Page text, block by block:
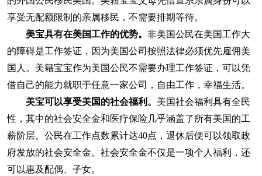
享受无配额限制的亲属移民，不需要排期等待。
美宝具有在美国工作的优势。 非美国公民在美国工作大
的障碍是工作签证，因为美国公司按照法律必须优先雇佣美
国人。美籍宝宝作为美国公民不需要办理工作签证，可以凭
借自己的能力就职于任意一家公司，自由工作，幸福生活。
美宝可以享受美国的社会福利。 美国社会福利具有全民
性，其中的社会安全金和医疗保险几乎涵盖了所有美国的工
薪阶层。公民在工作点数累计达40点，退休后便可以领取政
府发放的社会安全金。社会安全金不仅是一项个人福利，还
可以惠及配偶、子女。